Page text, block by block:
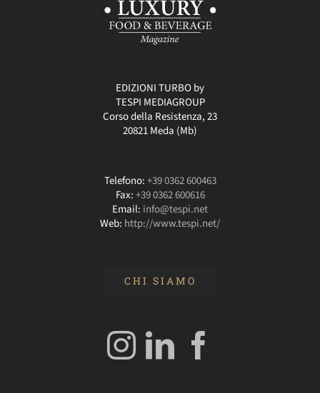
EDIZIONI TURBO by
TESPI MEDIAGROUP
Corso della Resistenza, 23
20821 Meda (Mb)
Telefono:+39 0362 600463
Fax:+39 0362 600616
Email: info@tespi.net
Web: http://www.tespi.net/
CHI SIAMO